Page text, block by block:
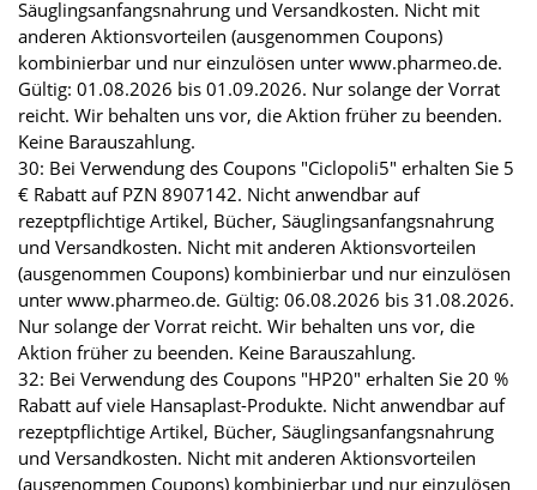
Säuglingsanfangsnahrung und Versandkosten. Nicht mit
anderen Aktionsvorteilen (ausgenommen Coupons)
kombinierbar und nur einzulösen unter www.pharmeo.de.
Gültig: 01.08.2026 bis 01.09.2026. Nur solange der Vorrat
reicht. Wir behalten uns vor, die Aktion früher zu beenden.
Keine Barauszahlung.
30: Bei Verwendung des Coupons "Ciclopoli5" erhalten Sie 5
€ Rabatt auf PZN 8907142. Nicht anwendbar auf
rezeptpflichtige Artikel, Bücher, Säuglingsanfangsnahrung
und Versandkosten. Nicht mit anderen Aktionsvorteilen
(ausgenommen Coupons) kombinierbar und nur einzulösen
unter www.pharmeo.de. Gültig: 06.08.2026 bis 31.08.2026.
Nur solange der Vorrat reicht. Wir behalten uns vor, die
Aktion früher zu beenden. Keine Barauszahlung.
32: Bei Verwendung des Coupons "HP20" erhalten Sie 20 %
Rabatt auf viele Hansaplast-Produkte. Nicht anwendbar auf
rezeptpflichtige Artikel, Bücher, Säuglingsanfangsnahrung
und Versandkosten. Nicht mit anderen Aktionsvorteilen
(ausgenommen Coupons) kombinierbar und nur einzulösen